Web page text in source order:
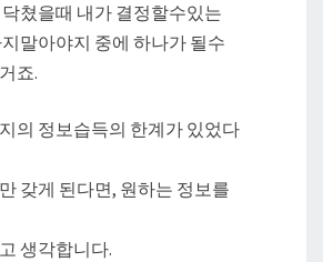
쳤을때 내가 결정할수있는
말아야지 중에 하나가 될수
죠.
의 정보습득의 한계가 있었다
갖게 된다면, 원하는 정보를
생각합니다.